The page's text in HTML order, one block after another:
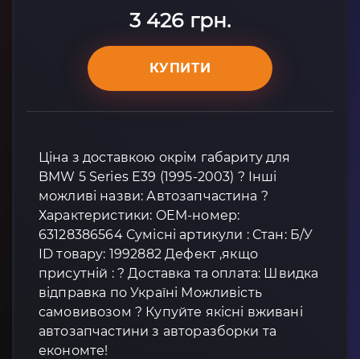
3 426 грн.
КУПИТИ
Ціна з доставкою окрім габариту для
BMW 5 Series E39 (1995-2003) ? Інші
можливі назви: Автозапчастина ?
Характеристики: OEM-номер:
63128386564 Сумісні артикули : Стан: Б/У
ID товару: 1992882 Дефект ,якщо
присутній : ? Доставка та оплата: Швидка
відправка по Україні Можливість
самовивозом ? Купуйте якісні вживані
автозапчастини з авторазборки та
економте!